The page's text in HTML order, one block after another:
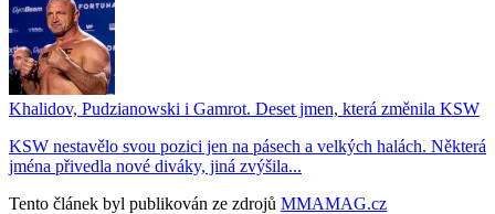
Khalidov, Pudzianowski i Gamrot. Deset jmen, která změnila KSW
KSW nestavělo svou pozici jen na pásech a velkých halách. Některá
jména přivedla nové diváky, jiná zvýšila...
Tento článek byl publikován ze zdrojů MMAMAG.cz